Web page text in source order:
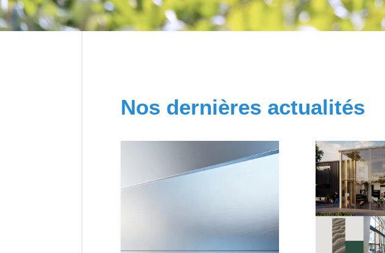
Nos dernières actualités